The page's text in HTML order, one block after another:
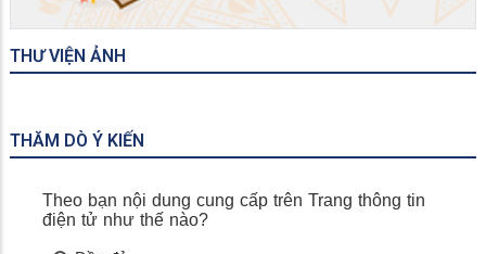
THƯ VIỆN ẢNH
THĂM DÒ Ý KIẾN